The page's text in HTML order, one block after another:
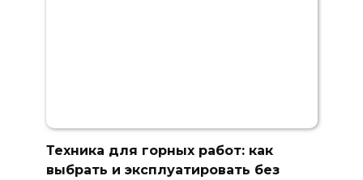
Техника для горных работ: как
выбрать и эксплуатировать без